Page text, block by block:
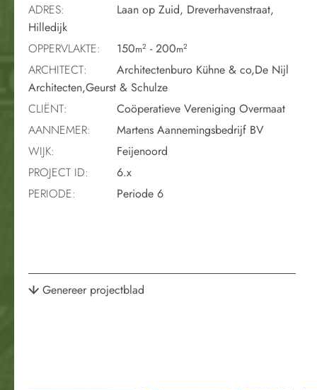
ADRES:
Laan op Zuid, Dreverhavenstraat,
Hilledijk
OPPERVLAKTE:
150m2 - 200m2
ARCHITECT:
Architectenburo Kühne & co,De Nijl
Architecten,Geurst & Schulze
CLIËNT:
Coöperatieve Vereniging Overmaat
AANNEMER:
Martens Aannemingsbedrijf BV
WIJK:
Feijenoord
PROJECT ID:
6.x
PERIODE:
Periode 6
Genereer projectblad